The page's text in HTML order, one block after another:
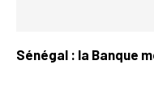
Sénégal : la Banque